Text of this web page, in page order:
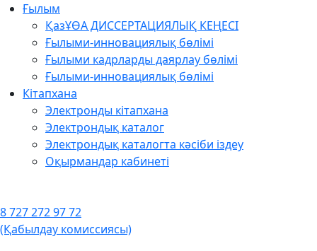
Ғылым
ҚазҰӨА ДИССЕРТАЦИЯЛЫҚ КЕҢЕСІ
Ғылыми-инновациялық бөлімі
Ғылыми кадрларды даярлау бөлімі
Ғылыми-инновациялық бөлімі
Кітапхана
Электронды кітапхана
Электрондық каталог
Электрондық каталогта кәсіби іздеу
Оқырмандар кабинеті
8 727 272 97 72
(Қабылдау комиссиясы)